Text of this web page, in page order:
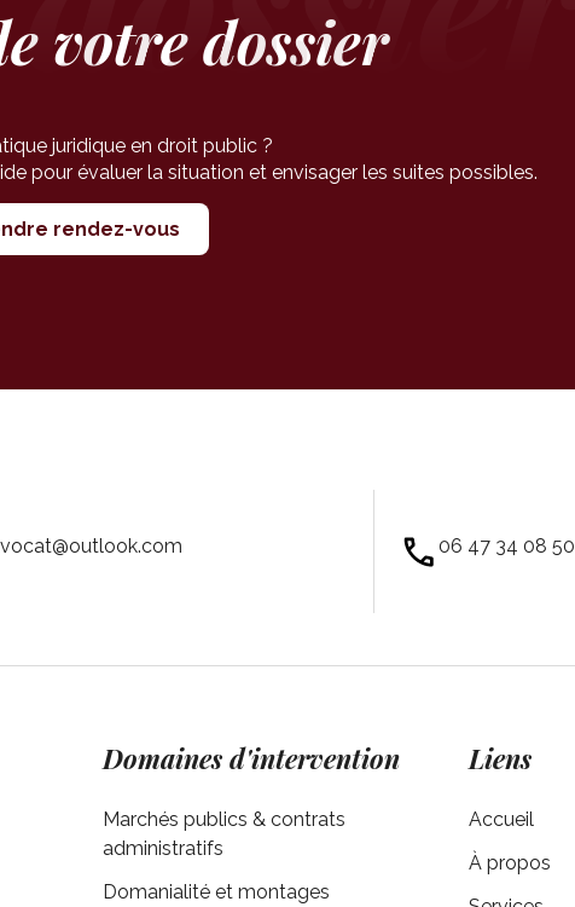
votre dossier
juridique en droit public ?
pour évaluer la situation et envisager les suites possibles.
rendez-vous
06 47 34 08 50
Domaines d'intervention
Marchés publics & contrats
administratifs
Domanialité et montages
Liens
Accueil
À propos